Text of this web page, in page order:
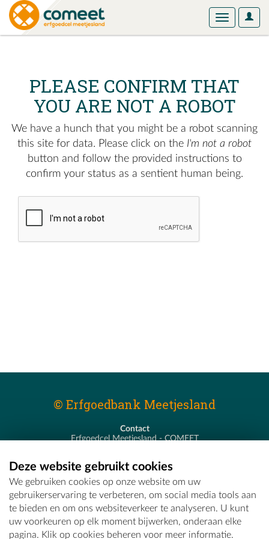
User
Toggle
PLEASE CONFIRM THAT
YOU ARE NOT A ROBOT
We have a hunch that you might be a robot scanning
this site for data. Please click on the I'm not a robot
button and follow the provided instructions to
confirm your status as a sentient human being.
© Erfgoedbank Meetjesland
Contact
Erfgoedcel Meetjesland - COMEET
T - 09 373 75 96
E -erfgoedcel@comeet.be
Deze website gebruikt cookies
We gebruiken cookies op onze website om uw
gebruikerservaring te verbeteren, om social media tools aan
te bieden en om ons websiteverkeer te analyseren. U kunt
uw voorkeuren op elk moment bijwerken, onderaan elke
pagina. Klik op cookies beheren voor meer informatie.